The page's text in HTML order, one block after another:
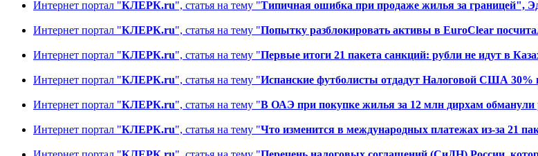
Интернет портал "КЛЕРК.ru", статья на тему "Типичная ошибка при продаже жилья за границей",
Интернет портал "КЛЕРК.ru", статья на тему "Попытку разблокировать активы в EuroClear
Интернет портал "КЛЕРК.ru", статья на тему "Первые итоги 21 пакета санкций: рубли не идут в
Интернет портал "КЛЕРК.ru", статья на тему "Испанские футболисты отдадут Налоговой США 30%
Интернет портал "КЛЕРК.ru", статья на тему "В ОАЭ при покупке жилья за 12 млн дирхам обманули
Интернет портал "КЛЕРК.ru", статья на тему "Что изменится в международных платежах из-за 21